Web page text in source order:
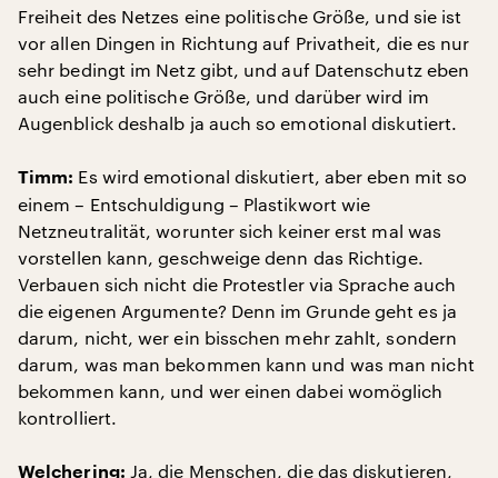
Freiheit des Netzes eine politische Größe, und sie ist
vor allen Dingen in Richtung auf Privatheit, die es nur
sehr bedingt im Netz gibt, und auf Datenschutz eben
auch eine politische Größe, und darüber wird im
Augenblick deshalb ja auch so emotional diskutiert.
Timm: Es wird emotional diskutiert, aber eben mit so
einem – Entschuldigung – Plastikwort wie
Netzneutralität, worunter sich keiner erst mal was
vorstellen kann, geschweige denn das Richtige.
Verbauen sich nicht die Protestler via Sprache auch
die eigenen Argumente? Denn im Grunde geht es ja
darum, nicht, wer ein bisschen mehr zahlt, sondern
darum, was man bekommen kann und was man nicht
bekommen kann, und wer einen dabei womöglich
kontrolliert.
Welchering: Ja, die Menschen, die das diskutieren,